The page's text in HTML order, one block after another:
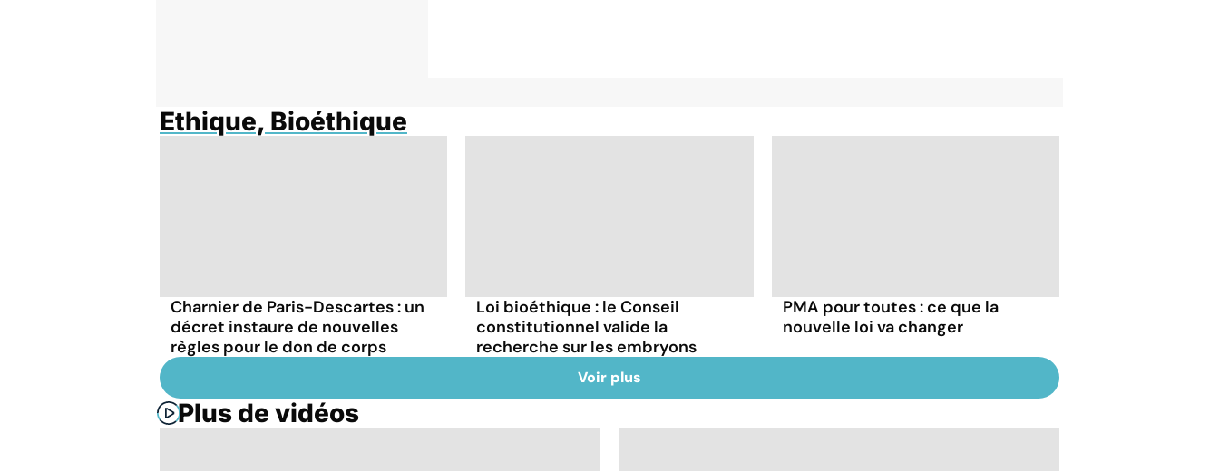
Ethique, Bioéthique
Charnier de Paris-Descartes : un
décret instaure de nouvelles
règles pour le don de corps
Loi bioéthique : le Conseil
constitutionnel valide la
recherche sur les embryons
PMA pour toutes : ce que la
nouvelle loi va changer
Voir plus
Plus de vidéos